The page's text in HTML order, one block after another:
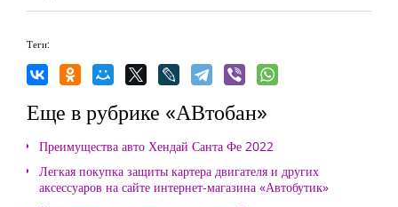
Теги:
Еще в рубрике «АВтобан»
Преимущества авто Хендай Санта Фе 2022
Легкая покупка защиты картера двигателя и других
аксессуаров на сайте интернет-магазина «Автобутик»